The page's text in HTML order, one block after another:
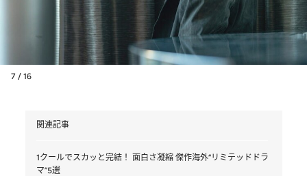
7 / 16
関連記事
1クールでスカッと完結！ 面白さ凝縮 傑作海外“リミテッドドラ
マ”5選